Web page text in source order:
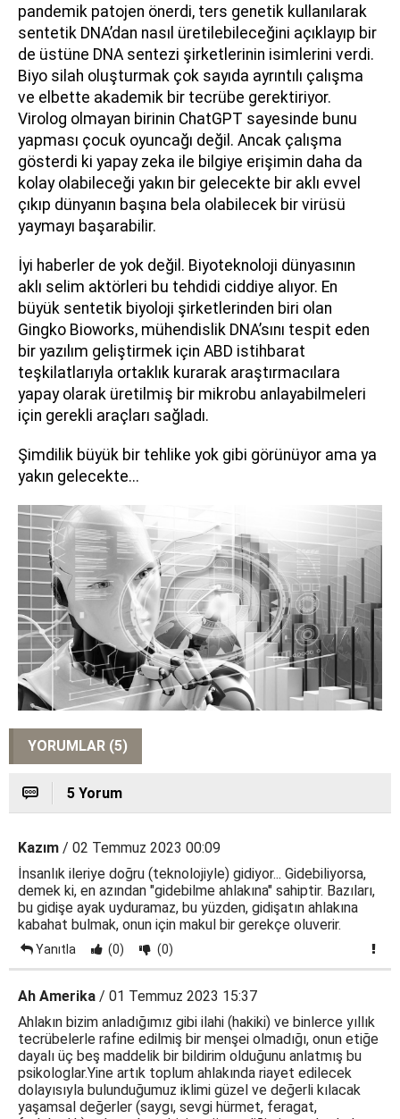
pandemik patojen önerdi, ters genetik kullanılarak
sentetik DNA’dan nasıl üretilebileceğini açıklayıp bir
de üstüne DNA sentezi şirketlerinin isimlerini verdi.
Biyo silah oluşturmak çok sayıda ayrıntılı çalışma
ve elbette akademik bir tecrübe gerektiriyor.
Virolog olmayan birinin ChatGPT sayesinde bunu
yapması çocuk oyuncağı değil. Ancak çalışma
gösterdi ki yapay zeka ile bilgiye erişimin daha da
kolay olabileceği yakın bir gelecekte bir aklı evvel
çıkıp dünyanın başına bela olabilecek bir virüsü
yaymayı başarabilir.
İyi haberler de yok değil. Biyoteknoloji dünyasının
aklı selim aktörleri bu tehdidi ciddiye alıyor. En
büyük sentetik biyoloji şirketlerinden biri olan
Gingko Bioworks, mühendislik DNA’sını tespit eden
bir yazılım geliştirmek için ABD istihbarat
teşkilatlarıyla ortaklık kurarak araştırmacılara
yapay olarak üretilmiş bir mikrobu anlayabilmeleri
için gerekli araçları sağladı.
Şimdilik büyük bir tehlike yok gibi görünüyor ama ya
yakın gelecekte...
YORUMLAR (5)
5 Yorum
Kazım / 02 Temmuz 2023 00:09
İnsanlık ileriye doğru (teknolojiyle) gidiyor... Gidebiliyorsa,
demek ki, en azından "gidebilme ahlakına" sahiptir. Bazıları,
bu gidişe ayak uyduramaz, bu yüzden, gidişatın ahlakına
kabahat bulmak, onun için makul bir gerekçe oluverir.
Yanıtla (0) (0)
Ah Amerika / 01 Temmuz 2023 15:37
Ahlakın bizim anladığımız gibi ilahi (hakiki) ve binlerce yıllık
tecrübelerle rafine edilmiş bir menşei olmadığı, onun etiğe
dayalı üç beş maddelik bir bildirim olduğunu anlatmış bu
psikologlar.Yine artık toplum ahlakında riayet edilecek
dolayısıyla bulunduğumuz iklimi güzel ve değerli kılacak
yaşamsal değerler (saygı, sevgi hürmet, feragat,